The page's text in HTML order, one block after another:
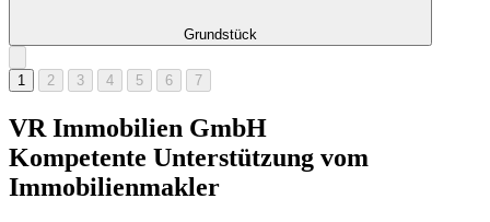
Grundstück
1 2 3 4 5 6 7
VR Immobilien GmbH
Kompetente Unterstützung vom
Immobilienmakler